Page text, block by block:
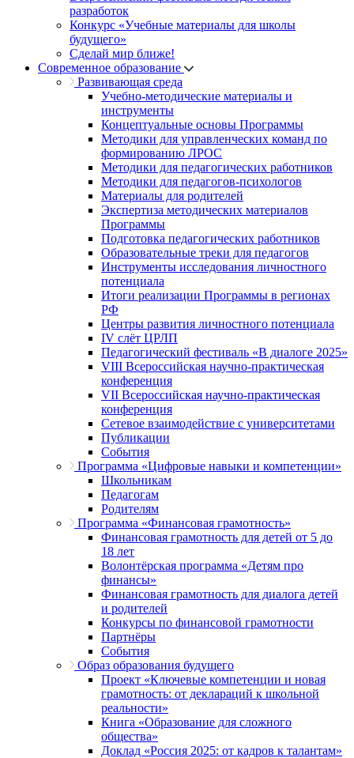
разработок
Конкурс «Учебные материалы для школы
будущего»
Сделай мир ближе!
Современное образование
Развивающая среда
Учебно-методические материалы и
инструменты
Концептуальные основы Программы
Методики для управленческих команд по
формированию ЛРОС
Методики для педагогических работников
Методики для педагогов-психологов
Материалы для родителей
Экспертиза методических материалов
Программы
Подготовка педагогических работников
Образовательные треки для педагогов
Инструменты исследования личностного
потенциала
Итоги реализации Программы в регионах
РФ
Центры развития личностного потенциала
IV слёт ЦРЛП
Педагогический фестиваль «В диалоге 2025»
VIII Всероссийская научно-практическая
конференция
VII Всероссийская научно-практическая
конференция
Сетевое взаимодействие с университетами
Публикации
События
Программа «Цифровые навыки и компетенции»
Школьникам
Педагогам
Родителям
Программа «Финансовая грамотность»
Финансовая грамотность для детей от 5 до
18 лет
Волонтёрская программа «Детям про
финансы»
Финансовая грамотность для диалога детей
и родителей
Конкурсы по финансовой грамотности
Партнёры
События
Образ образования будущего
Проект «Ключевые компетенции и новая
грамотность: от деклараций к школьной
реальности»
Книга «Образование для сложного
общества»
Доклад «Россия 2025: от кадров к талантам»